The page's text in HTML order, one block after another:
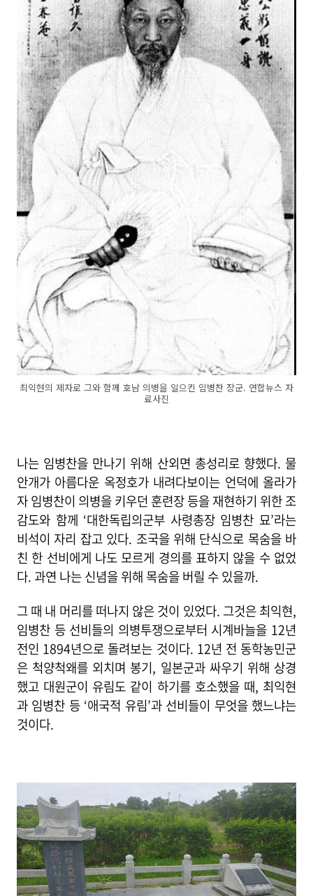
최익현의 제자로 그와 함께 호남 의병을 일으킨 임병찬 장군. 연합뉴스 자
료사진
나는 임병찬을 만나기 위해 산외면 총성리로 향했다. 물
안개가 아름다운 옥정호가 내려다보이는 언덕에 올라가
자 임병찬이 의병을 키우던 훈련장 등을 재현하기 위한 조
감도와 함께 ‘대한독립의군부 사령총장 임병찬 묘’라는
비석이 자리 잡고 있다. 조국을 위해 단식으로 목숨을 바
친 한 선비에게 나도 모르게 경의를 표하지 않을 수 없었
다. 과연 나는 신념을 위해 목숨을 버릴 수 있을까.
그 때 내 머리를 떠나지 않은 것이 있었다. 그것은 최익현,
임병찬 등 선비들의 의병투쟁으로부터 시계바늘을 12년
전인 1894년으로 돌려보는 것이다. 12년 전 동학농민군
은 척양척왜를 외치며 봉기, 일본군과 싸우기 위해 상경
했고 대원군이 유림도 같이 하기를 호소했을 때, 최익현
과 임병찬 등 ‘애국적 유림’과 선비들이 무엇을 했느냐는
것이다.